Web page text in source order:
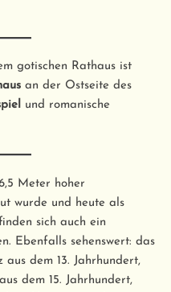
gotischen Rathaus ist
an der Ostseite des
und romanische
Meter hoher
wurde und heute als
sich auch ein
Ebenfalls sehenswert: das
aus dem 13. Jahrhundert,
dem 15. Jahrhundert,